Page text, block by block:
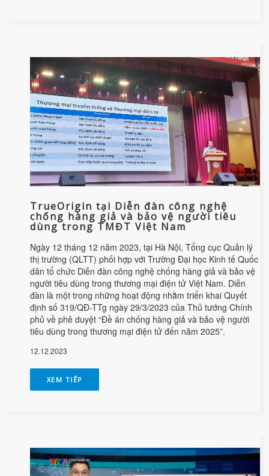
TrueOrigin tại Diễn đàn công nghệ
chống hàng giả và bảo vệ người tiêu
dùng trong TMĐT Việt Nam
Ngày 12 tháng 12 năm 2023, tại Hà Nội, Tổng cục Quản lý
thị trường (QLTT) phối hợp với Trường Đại học Kinh tế Quốc
dân tổ chức Diễn đàn công nghệ chống hàng giả và bảo vệ
người tiêu dùng trong thương mại điện tử Việt Nam. Diễn
đàn là một trong những hoạt động nhằm triển khai Quyết
định số 319/QĐ-TTg ngày 29/3/2023 của Thủ tướng Chính
phủ về phê duyệt “Đề án chống hàng giả và bảo vệ người
tiêu dùng trong thương mại điện tử đến năm 2025”.
12.12.2023
XEM TIẾP